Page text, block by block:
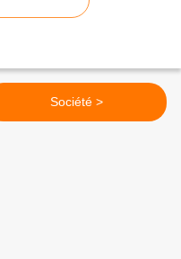
Société >